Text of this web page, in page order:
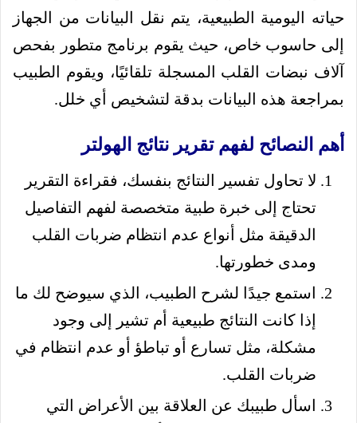
حياته اليومية الطبيعية، يتم نقل البيانات من الجهاز
إلى حاسوب خاص، حيث يقوم برنامج متطور بفحص
آلاف نبضات القلب المسجلة تلقائيًا، ويقوم الطبيب
بمراجعة هذه البيانات بدقة لتشخيص أي خلل.
أهم النصائح لفهم تقرير نتائج الهولتر
لا تحاول تفسير النتائج بنفسك، فقراءة التقرير
تحتاج إلى خبرة طبية متخصصة لفهم التفاصيل
الدقيقة مثل أنواع عدم انتظام ضربات القلب
ومدى خطورتها.
استمع جيدًا لشرح الطبيب، الذي سيوضح لك ما
إذا كانت النتائج طبيعية أم تشير إلى وجود
مشكلة، مثل تسارع أو تباطؤ أو عدم انتظام في
ضربات القلب.
اسأل طبيبك عن العلاقة بين الأعراض التي